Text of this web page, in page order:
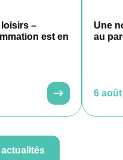
–
est en
Une
au
6